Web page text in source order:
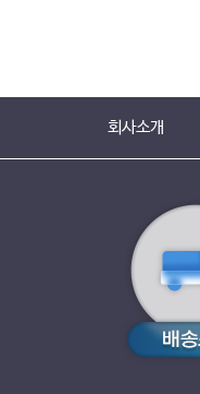
회사소개